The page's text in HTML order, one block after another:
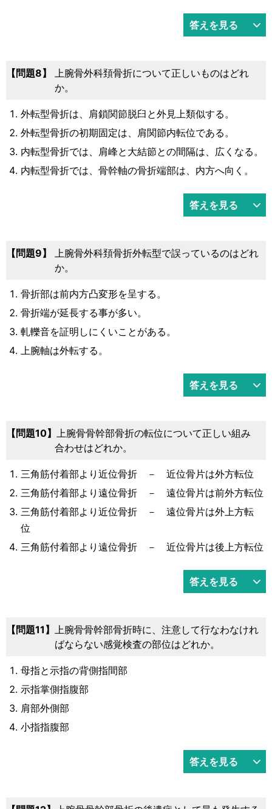
答えを見る
問題8
上腕骨外科頚骨折について正しいものはどれ
か。
外転型骨折は、肩鎖関節脱臼と外見上類似する。
外転型骨折の初期固定は、肩関節内転位である。
内転型骨折では、肩峰と大結節との間隔は、広くなる。
内転型骨折では、骨幹軸の骨折端部は、内方へ向く。
答えを見る
問題9
上腕骨外科頚骨折外転型で誤っているのはどれ
か。
骨折部は前内方凸変形を呈する。
骨折端が延長する事が多い。
軋轢音を証明しにくいことがある。
上腕軸は外転する。
答えを見る
問題10
上腕骨骨幹部骨折の転位について正しい組み
合わせはどれか。
三角筋付着部より近位骨折 － 近位骨片は外方転位
三角筋付着部より遠位骨折 － 遠位骨片は前外方転位
三角筋付着部より近位骨折 － 遠位骨片は外上方転
位
三角筋付着部より遠位骨折 － 近位骨片は後上方転位
答えを見る
問題11
上腕骨骨幹部骨折時に、注意して行なわなけれ
ばならない感覚検査の部位はどれか。
母指と示指の背側指間部
示指掌側指腹部
肩部外側部
小指指腹部
答えを見る